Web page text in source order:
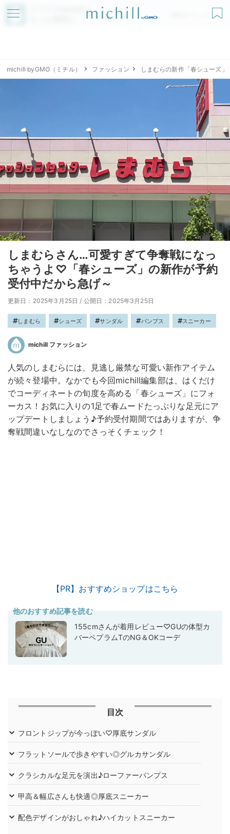
アプリでmichillが
無料ダウンロード
michill byGMO（ミチル） ファッション しまむらの新作「春シューズ」
しまむらさん…可愛すぎて争奪戦になっ
ちゃうよ♡「春シューズ」の新作が予約
受付中だから急げ～
更新日：2025年3月25日 / 公開日：2025年3月25日
しまむら シューズ サンダル パンプス スニーカー
michill ファッション
人気のしまむらには、見逃し厳禁な可愛い新作アイテム
が続々登場中。なかでも今回michill編集部は、はくだけ
でコーディネートの旬度を高める「春シューズ」にフォ
ーカス！お気に入りの1足で春ムードたっぷりな足元にア
ップデートしましょう♪予約受付期間ではありますが、争
奪戦間違いなしなのでさっそくチェック！
【PR】おすすめショップはこちら
他のおすすめ記事を読む
155cmさんが着用レビュー♡GUの体型カ
バーペプラムTのNG＆OKコーデ
目次
フロントジップが今っぽい♡厚底サンダル
フラットソールで歩きやすい◎グルカサンダル
クラシカルな足元を演出♪ローファーパンプス
甲高＆幅広さんも快適◎厚底スニーカー
配色デザインがおしゃれ♪ハイカットスニーカー